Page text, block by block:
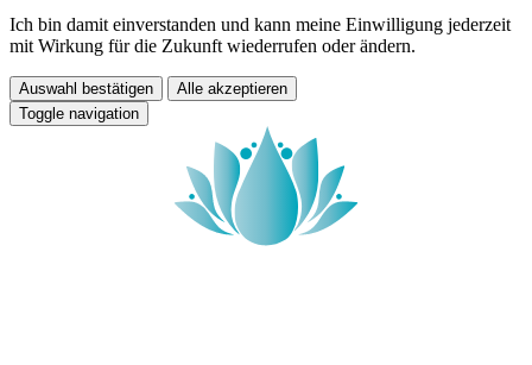
Ich bin damit einverstanden und kann meine Einwilligung jederzeit
mit Wirkung für die Zukunft wiederrufen oder ändern.
Auswahl bestätigen
Alle akzeptieren
Toggle navigation